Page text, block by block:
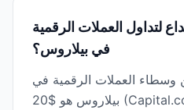
لتداول العملات الرقمية
في بيلاروس؟
وسطاء العملات الرقمية في
بيلاروس هو $20 (Capital.com). تتراوح الحدود الدنيا